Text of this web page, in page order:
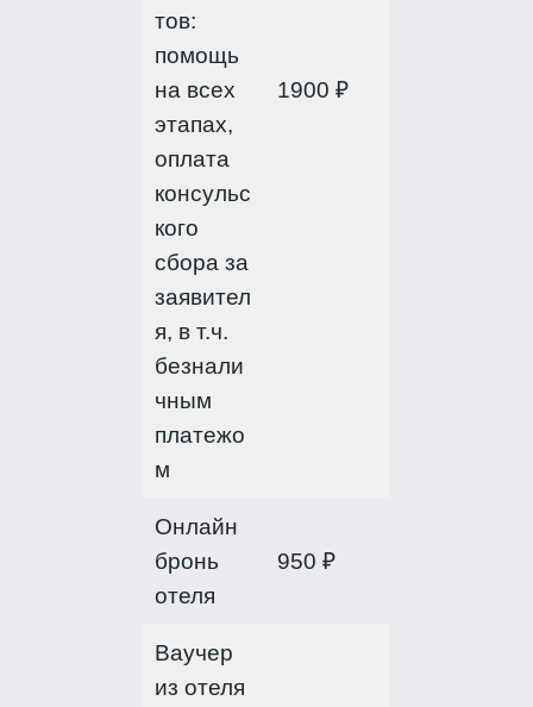
тов:
помощь
на всех
этапах,
оплата
консульс
кого
сбора за
заявител
я, в т.ч.
безнали
чным
платежо
м
1900 ₽
Онлайн
бронь
отеля
950 ₽
Ваучер
из отеля